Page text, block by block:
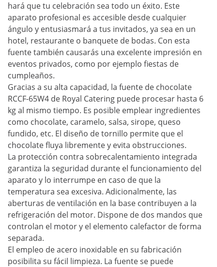
hará que tu celebración sea todo un éxito. Este
aparato profesional es accesible desde cualquier
ángulo y entusiasmará a tus invitados, ya sea en un
hotel, restaurante o banquete de bodas. Con esta
fuente también causarás una excelente impresión en
eventos privados, como por ejemplo fiestas de
cumpleaños.
Gracias a su alta capacidad, la fuente de chocolate
RCCF-65W4 de Royal Catering puede procesar hasta 6
kg al mismo tiempo. Es posible emplear ingredientes
como chocolate, caramelo, salsa, sirope, queso
fundido, etc. El diseño de tornillo permite que el
chocolate fluya libremente y evita obstrucciones.
La protección contra sobrecalentamiento integrada
garantiza la seguridad durante el funcionamiento del
aparato y lo interrumpe en caso de que la
temperatura sea excesiva. Adicionalmente, las
aberturas de ventilación en la base contribuyen a la
refrigeración del motor. Dispone de dos mandos que
controlan el motor y el elemento calefactor de forma
separada.
El empleo de acero inoxidable en su fabricación
posibilita su fácil limpieza. La fuente se puede